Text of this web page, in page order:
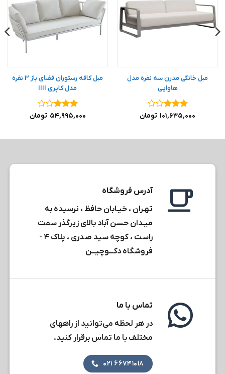
مبل خانگی مدرن سه نفره مدل
هاوایی
نمره۳
۱۰۱,۶۳۵,۰۰۰ تومان
مبل کافه رستوران فضای باز 3 نفره
مدل کاپری IIII
نمره۳
۵۴,۹۹۵,۰۰۰ تومان
آدرس فروشگاه
تهـران ، خیـابان حافظ ، نرسیده به
میـدان حسن آباد بالای زیرگذر سمت
راست ، کوچه سید صدری ، پلاک ۴ -
فروشگاه دکـــوچیـــن
تماس با ما
در هر لحظه می‌توانید از راههای
مختلف با ما تماس برقرار کنید.
۶۶۷۴۱۰۱۸ ۰۲۱